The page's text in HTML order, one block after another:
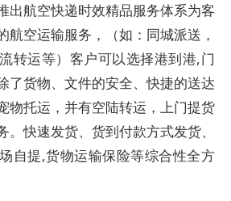
出航空快递时效精品服务体系为客
航空运输服务，（如：同城派送，
转运等）客户可以选择港到港,门
了货物、文件的安全、快捷的送达
物托运，并有空陆转运，上门提货
。快速发货、货到付款方式发货、
自提,货物运输保险等综合性全方